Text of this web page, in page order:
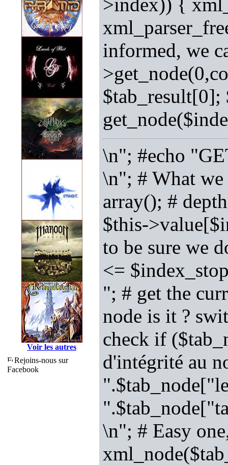
Voir les autres
Rejoins-nous sur
Facebook
informed, we
\n"; #echo
\n"; # What
array(); #
$this-
to be sure we
<=
"; # get the
node is it ?
check if
d'intégrité au
\n"; # Easy